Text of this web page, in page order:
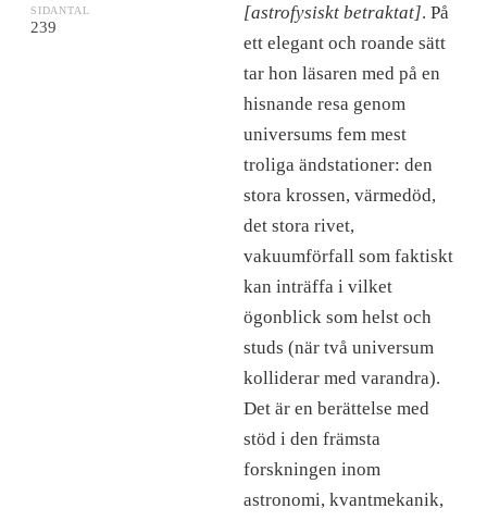
SIDANTAL
239
[astrofysiskt betraktat]. På
ett elegant och roande sätt
tar hon läsaren med på en
hisnande resa genom
universums fem mest
troliga ändstationer: den
stora krossen, värmedöd,
det stora rivet,
vakuumförfall som faktiskt
kan inträffa i vilket
ögonblick som helst och
studs (när två universum
kolliderar med varandra).
Det är en berättelse med
stöd i den främsta
forskningen inom
astronomi, kvantmekanik,